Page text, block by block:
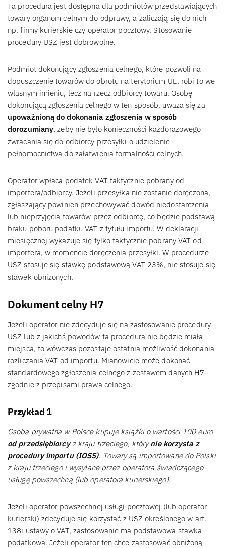
Ta procedura jest dostępna dla podmiotów przedstawiających
towary organom celnym do odprawy, a zaliczają się do nich
np. firmy kurierskie czy operator pocztowy. Stosowanie
procedury USZ jest dobrowolne.
Podmiot dokonujący zgłoszenia celnego, które pozwoli na
dopuszczenie towarów do obrotu na terytorium UE, robi to we
własnym imieniu, lecz na rzecz odbiorcy towaru. Osobę
dokonującą zgłoszenia celnego w ten sposób, uważa się za
upoważnioną do dokonania zgłoszenia w sposób
dorozumiany, żeby nie było konieczności każdorazowego
zwracania się do odbiorcy przesyłki o udzielenie
pełnomocnictwa do załatwienia formalności celnych.
Operator wpłaca podatek VAT faktycznie pobrany od
importera/odbiorcy. Jeżeli przesyłka nie zostanie doręczona,
zgłaszający powinien przechowywać dowód niedostarczenia
lub nieprzyjęcia towarów przez odbiorcę, co będzie podstawą
braku poboru podatku VAT z tytułu importu. W deklaracji
miesięcznej wykazuje się tylko faktycznie pobrany VAT od
importera, w momencie doręczenia przesyłki. W procedurze
USZ stosuje się stawkę podstawową VAT 23%, nie stosuje się
stawek obniżonych.
Dokument celny H7
Jeżeli operator nie zdecyduje się na zastosowanie procedury
USZ lub z jakichś powodów ta procedura nie będzie miała
miejsca, to wówczas pozostaje ostatnia możliwość dokonania
rozliczania VAT od importu. Mianowicie może dokonać
standardowego zgłoszenia celnego z zestawem danych H7
zgodnie z przepisami prawa celnego.
Przykład 1
Osoba prywatna w Polsce kupuje książki o wartości 100 euro
od przedsiębiorcyz kraju trzeciego, którynie korzysta z
procedury importu (IOSS). Towary są importowane do Polski
z kraju trzeciego i wysyłane przez operatora świadczącego
usługę powszechną (lub operatora kurierskiego).
Jeżeli operator powszechnej usługi pocztowej (lub operator
kurierski) zdecyduje się korzystać z USZ określonego w art.
138i ustawy o VAT, zastosowanie ma podstawowa stawka
podatkowa. Jeżeli operator ten chce zastosować obniżoną